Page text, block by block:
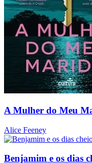
A Mulher do Meu
Alice Feeney
Benjamim e os dias